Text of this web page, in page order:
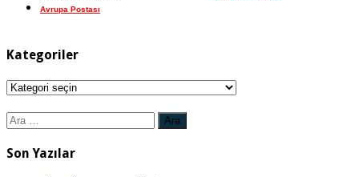
Avrupa Postası
Kategoriler
Kategoriler
Arama:
Son Yazılar